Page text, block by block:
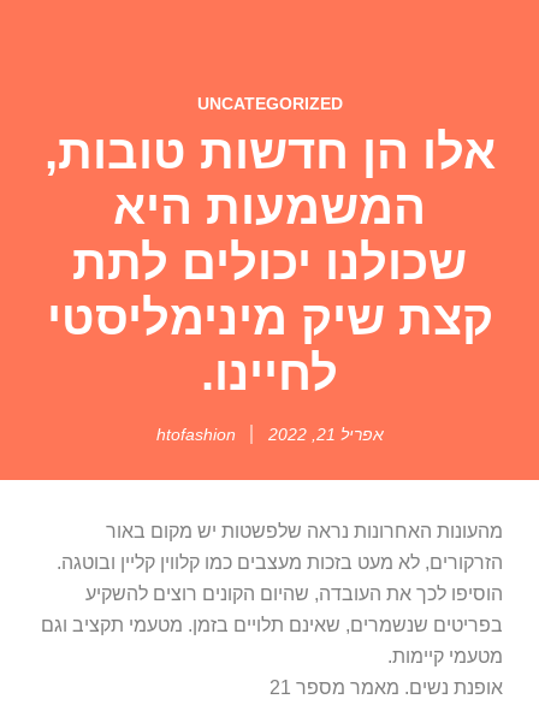
UNCATEGORIZED
אלו הן חדשות טובות,
המשמעות היא
שכולנו יכולים לתת
קצת שיק מינימליסטי
לחיינו.
אפריל 21, 2022 htofashion
מהעונות האחרונות נראה שלפשטות יש מקום באור
הזרקורים, לא מעט בזכות מעצבים כמו קלווין קליין ובוטגה.
הוסיפו לכך את העובדה, שהיום הקונים רוצים להשקיע
בפריטים שנשמרים, שאינם תלויים בזמן. מטעמי תקציב וגם
מטעמי קיימות.
אופנת נשים. מאמר מספר 21